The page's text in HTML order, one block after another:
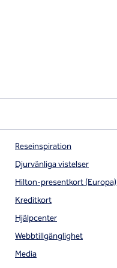
Reseinspiration
Djurvänliga vistelser
Hilton-presentkort (Europa)
Kreditkort
Hjälpcenter
Webbtillgänglighet
Media